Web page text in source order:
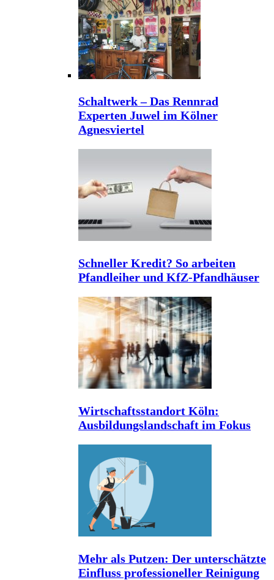
Schaltwerk – Das Rennrad
Experten Juwel im Kölner
Agnesviertel
Schneller Kredit? So arbeiten
Pfandleiher und KfZ-Pfandhäuser
Wirtschaftsstandort Köln:
Ausbildungslandschaft im Fokus
Mehr als Putzen: Der unterschätzte
Einfluss professioneller Reinigung